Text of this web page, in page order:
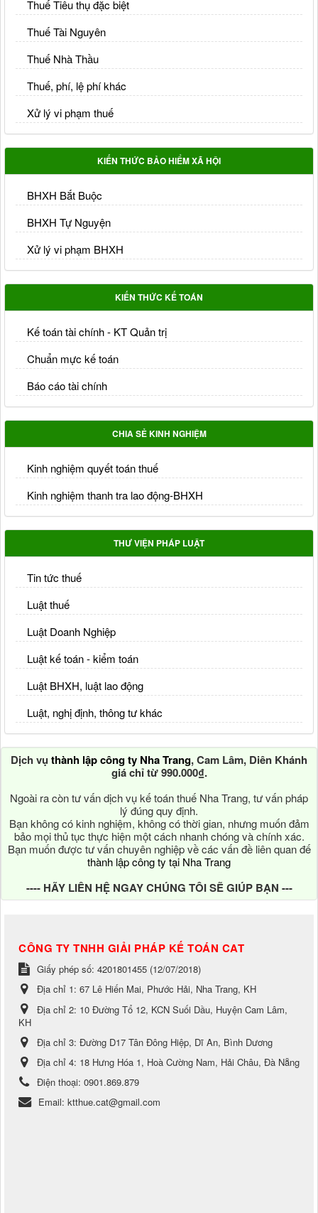
Thuế Tiêu thụ đặc biệt
Thuế Tài Nguyên
Thuế Nhà Thầu
Thuế, phí, lệ phí khác
Xử lý vi phạm thuế
KIẾN THỨC BẢO HIỂM XÃ HỘI
BHXH Bắt Buộc
BHXH Tự Nguyện
Xử lý vi phạm BHXH
KIẾN THỨC KẾ TOÁN
Kế toán tài chính - KT Quản trị
Chuẩn mực kế toán
Báo cáo tài chính
CHIA SẺ KINH NGHIỆM
Kinh nghiệm quyết toán thuế
Kinh nghiệm thanh tra lao động-BHXH
THƯ VIỆN PHÁP LUẬT
Tin tức thuế
Luật thuế
Luật Doanh Nghiệp
Luật kế toán - kiểm toán
Luật BHXH, luật lao động
Luật, nghị định, thông tư khác
Dịch vụ thành lập công ty Nha Trang, Cam Lâm, Diên Khánh
giá chỉ từ 990.000₫.
Ngoài ra còn tư vấn dịch vụ kế toán thuế Nha Trang, tư vấn pháp
lý đúng quy định.
Bạn không có kinh nghiệm, không có thời gian, nhưng muốn đảm
bảo mọi thủ tục thực hiện một cách nhanh chóng và chính xác.
Bạn muốn được tư vấn chuyên nghiệp về các vấn đề liên quan đế
thành lập công ty tại Nha Trang
---- HÃY LIÊN HỆ NGAY CHÚNG TÔI SẼ GIÚP BẠN ---
CÔNG TY TNHH GIẢI PHÁP KẾ TOÁN CAT
Giấy phép số: 4201801455 (12/07/2018)
Địa chỉ 1: 67 Lê Hiến Mai, Phước Hải, Nha Trang, KH
Địa chỉ 2: 10 Đường Tổ 12, KCN Suối Dầu, Huyện Cam Lâm,
KH
Địa chỉ 3: Đường D17 Tân Đông Hiệp, Dĩ An, Bình Dương
Địa chỉ 4: 18 Hưng Hóa 1, Hoà Cường Nam, Hải Châu, Đà Nẵng
Điện thoại: 0901.869.879
Email: ktthue.cat@gmail.com